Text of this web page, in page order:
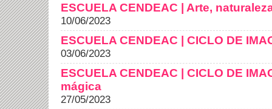
ESCUELA CENDEAC | Arte,
10/06/2023
ESCUELA CENDEAC | CICLO DE
03/06/2023
ESCUELA CENDEAC | CICLO DE
mágica
27/05/2023